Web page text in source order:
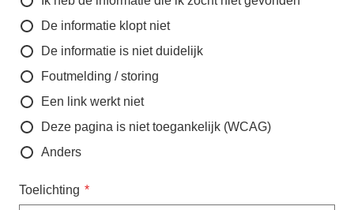
De informatie klopt niet
De informatie is niet duidelijk
Foutmelding / storing
Een link werkt niet
Deze pagina is niet toegankelijk (WCAG)
Anders
Toelichting